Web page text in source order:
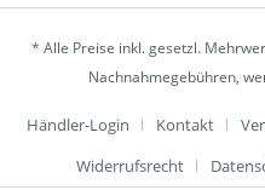
* Alle Preise inkl. gesetzl.
Nachnahmegebühren,
Händler-Login Kontakt
Widerrufsrecht